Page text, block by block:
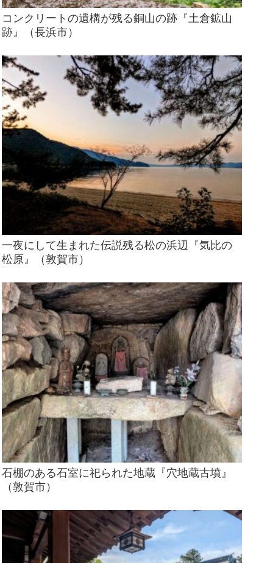
コンクリートの遺構が残る銅山の跡『土倉鉱山
跡』（長浜市）
一夜にして生まれた伝説残る松の浜辺『気比の
松原』（敦賀市）
石棚のある石室に祀られた地蔵『穴地蔵古墳』
（敦賀市）